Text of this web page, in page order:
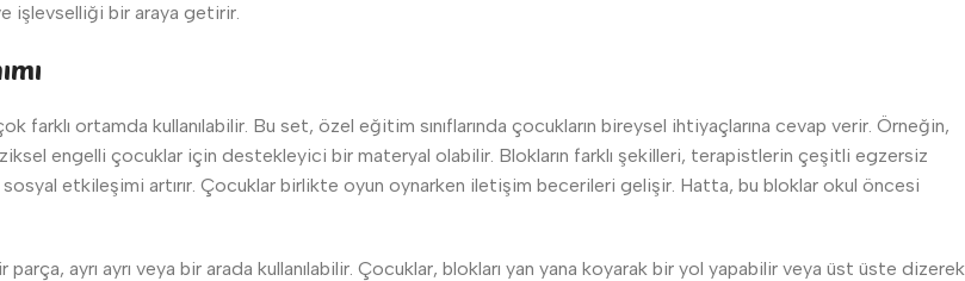
işlevselliği bir araya getirir.
farklı ortamda kullanılabilir. Bu set, özel eğitim sınıflarında çocukların bireysel ihtiyaçlarına cevap verir. Örneğin,
engelli çocuklar için destekleyici bir materyal olabilir. Blokların farklı şekilleri, terapistlerin çeşitli egzersiz
sosyal etkileşimi artırır. Çocuklar birlikte oyun oynarken iletişim becerileri gelişir. Hatta, bu bloklar okul öncesi
ayrı ayrı veya bir arada kullanılabilir. Çocuklar, blokları yan yana koyarak bir yol yapabilir veya üst üste dizerek